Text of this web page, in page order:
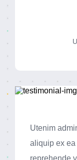
Utenim
aliquip ex
reprehende